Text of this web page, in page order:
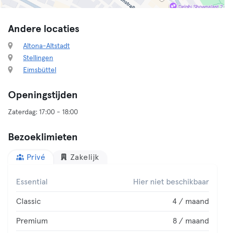
Andere locaties
Altona-Altstadt
Stellingen
Eimsbüttel
Openingstijden
Bezoeklimieten
Privé Zakelijk
Essential Hier niet beschikbaar
Classic 4 / maand
Premium 8 / maand